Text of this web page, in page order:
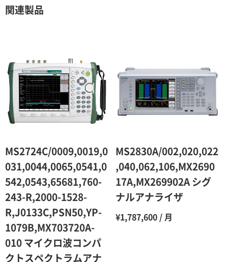
2ヶ月
3ヶ月 80％（割引率20％）
4ヶ月 75％（割引率25％）
5ヶ月
7ヶ月 60％（割引率 40％）
8ヶ月 55％（割引率45％）
9ヶ月 50％（割引率50％）
10ヶ月 48％（割引率52％）
11ヶ月
関連製品
MS2724C/0009,0019,0
031,0044,0065,0541,0
542,0543,65681,760-
243-R,2000-1528-
R,J0133C,PSN50,YP-
1079B,MX703720A-
010 マイクロ波コンパ
クトスペクトラムアナ
MS2830A/002,020,022
,040,062,106,MX2690
17A,MX269902A シグ
ナルアナライザ
¥1,787,600 / 月